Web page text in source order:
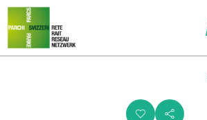
Navigazione
nella
rete
dei
Navigazione
rapida
Al contenuto principale
Alla navigazione mobile
Alla ricerca
Al piè di pagina
Alla mappa del sito
i s